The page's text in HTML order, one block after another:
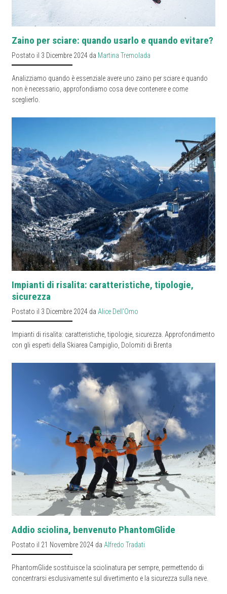
Zaino per sciare: quando usarlo e quando evitare?
Postato il 3 Dicembre 2024 da Martina Tremolada
Analizziamo quando è essenziale avere uno zaino per sciare e quando
non è necessario, approfondiamo cosa deve contenere e come
sceglierlo.
Impianti di risalita: caratteristiche, tipologie,
sicurezza
Postato il 3 Dicembre 2024 da Alice Dell'Omo
Impianti di risalita: caratteristiche, tipologie, sicurezza. Approfondimento
con gli esperti della Skiarea Campiglio, Dolomiti di Brenta
Addio sciolina, benvenuto PhantomGlide
Postato il 21 Novembre 2024 da Alfredo Tradati
PhantomGlide sostituisce la sciolinatura per sempre, permettendo di
concentrarsi esclusivamente sul divertimento e la sicurezza sulla neve.